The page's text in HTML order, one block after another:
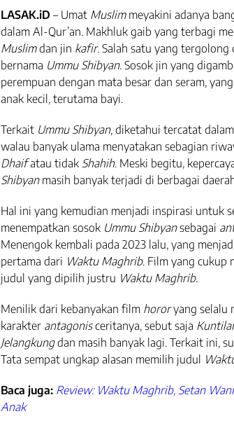
LASAK.iD – Umat Muslimmeyakini adanya
dalam Al-Qur’an. Makhluk gaib yang terbagi
Muslimdan jin kafir. Salah satu yang tergolong
bernama Ummu Shibyan. Sosok jin yang
perempuan dengan mata besar dan seram,
anak kecil, terutama bayi.
Terkait Ummu Shibyan, diketahui tercatat
walau banyak ulama menyatakan sebagian
Dhaifatau tidak Shahih. Meski begitu,
Shibyan masih banyak terjadi di berbagai
Hal ini yang kemudian menjadi inspirasi untuk
menempatkan sosok Ummu Shibyansebagai
Menengok kembali pada 2023 lalu, yang
pertama dari Waktu Maghrib. Film yang cukup
judul yang dipilih justru Waktu Maghrib.
Menilik dari kebanyakan film hororyang selalu
karakter antagonisceritanya, sebut saja
Jelangkungdan masih banyak lagi. Terkait ini,
Tata sempat ungkap alasan memilih judul
Baca juga: Review: Waktu Maghrib, Setan
Anak